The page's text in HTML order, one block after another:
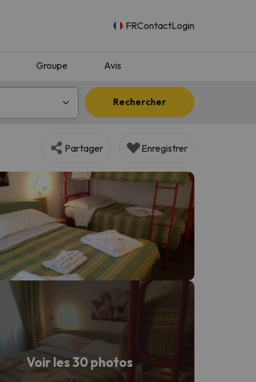
FRContactLogin
Groupe Avis
Rechercher
Partager Enregistrer
Voir les 30 photos